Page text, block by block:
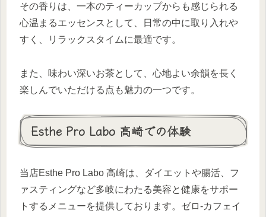
その香りは、一本のティーカップからも感じられる
心温まるエッセンスとして、日常の中に取り入れや
すく、リラックスタイムに最適です。
また、味わい深いお茶として、心地よい余韻を長く
楽しんでいただける点も魅力の一つです。
Esthe Pro Labo 高崎での体験
当店Esthe Pro Labo 高崎は、ダイエットや腸活、フ
ァスティングなど多岐にわたる美容と健康をサポー
トするメニューを提供しております。ゼロ-カフェイ